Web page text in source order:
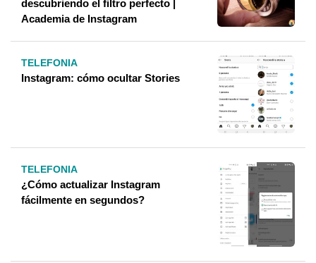
descubriendo el filtro perfecto |
Academia de Instagram
TELEFONIA
Instagram: cómo ocultar Stories
TELEFONIA
¿Cómo actualizar Instagram
fácilmente en segundos?